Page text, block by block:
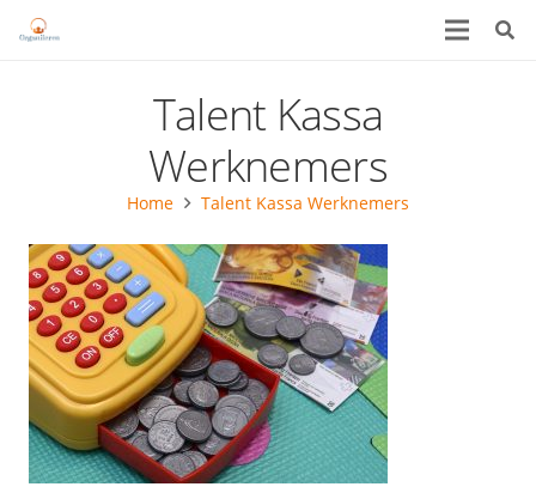
Talent Kassa
Werknemers
Home Talent Kassa Werknemers